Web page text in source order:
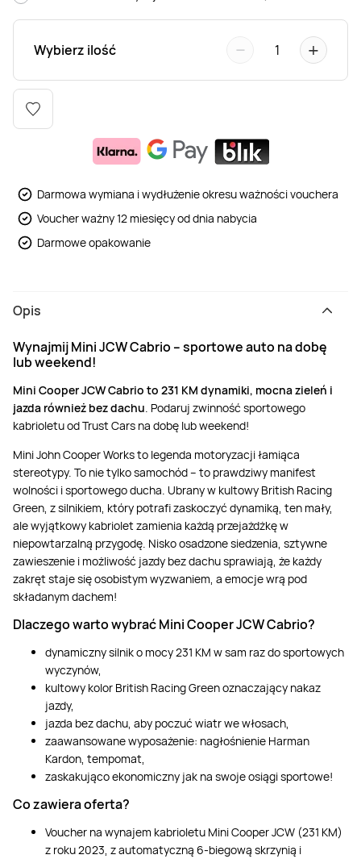
Weekend w SPA
Masaż klasyczny
Masaż Antycellulitowy
Masaż orientalny
Pojazdy specjalne
Fitness
Kurs żeglarski
Wybierz ilość − 1 +
Darmowa wymiana i wydłużenie okresu ważności vouchera
Voucher ważny 12 miesięcy od dnia nabycia
Darmowe opakowanie
Opis
Wynajmij Mini JCW Cabrio – sportowe auto na dobę
lub weekend!
Mini Cooper JCW Cabrio to 231 KM dynamiki, mocna zieleń i
jazda również bez dachu. Podaruj zwinność sportowego
kabrioletu od Trust Cars na dobę lub weekend!
Mini John Cooper Works to legenda motoryzacji łamiąca
stereotypy. To nie tylko samochód – to prawdziwy manifest
wolności i sportowego ducha. Ubrany w kultowy British Racing
Green, z silnikiem, który potrafi zaskoczyć dynamiką, ten mały,
ale wyjątkowy kabriolet zamienia każdą przejażdżkę w
niepowtarzalną przygodę. Nisko osadzone siedzenia, sztywne
zawieszenie i możliwość jazdy bez dachu sprawiają, że każdy
zakręt staje się osobistym wyzwaniem, a emocje wrą pod
składanym dachem!
Dlaczego warto wybrać Mini Cooper JCW Cabrio?
dynamiczny silnik o mocy 231 KM w sam raz do sportowych
wyczynów,
kultowy kolor British Racing Green oznaczający nakaz
jazdy,
jazda bez dachu, aby poczuć wiatr we włosach,
zaawansowane wyposażenie: nagłośnienie Harman
Kardon, tempomat,
zaskakująco ekonomiczny jak na swoje osiągi sportowe!
Co zawiera oferta?
Voucher na wynajem kabrioletu Mini Cooper JCW (231 KM)
z roku 2023, z automatyczną 6-biegową skrzynią i